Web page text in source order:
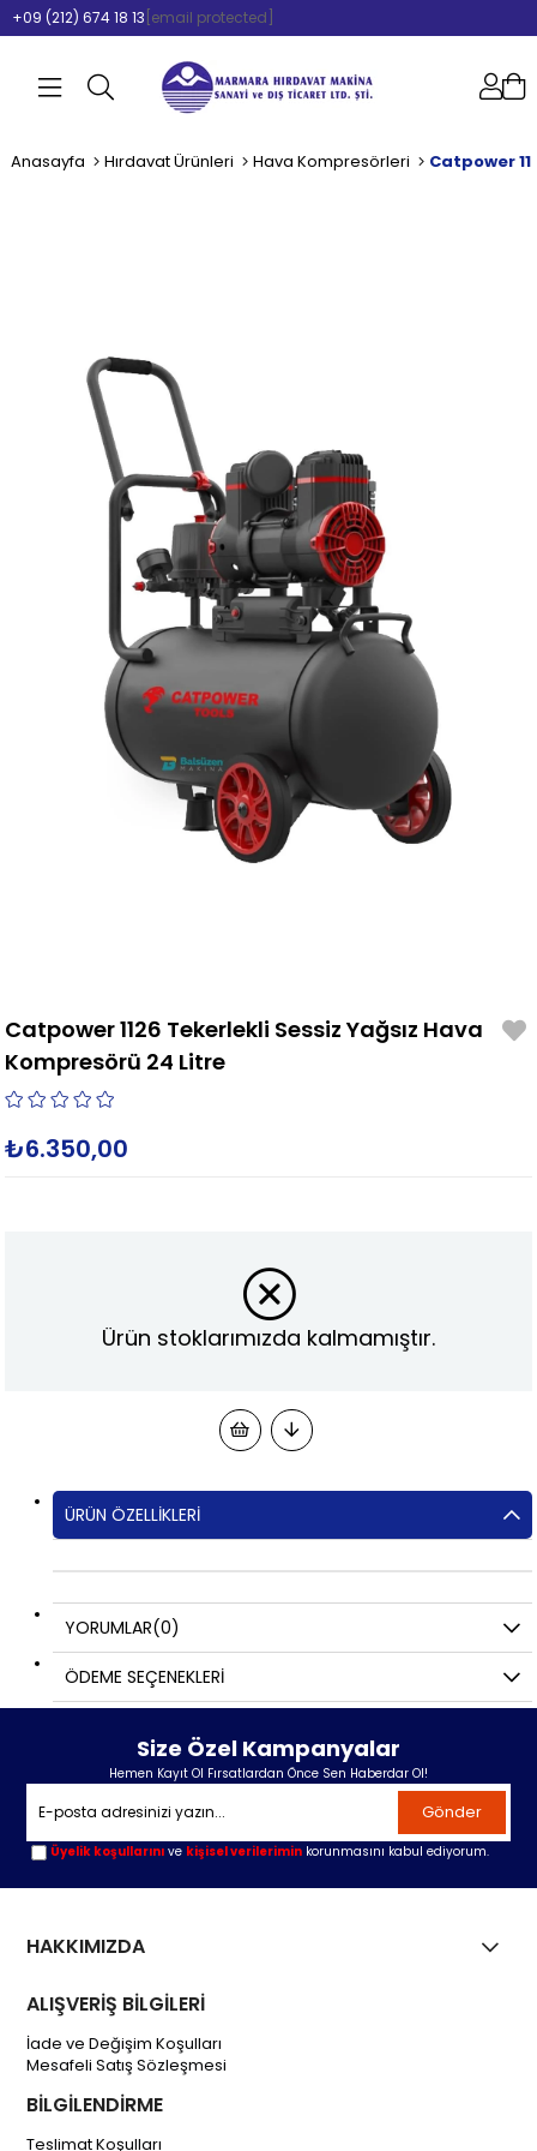
+09 (212) 674 18 13 [email protected]
Anasayfa Hırdavat Ürünleri Hava Kompresörleri
Catpower 1126 Tekerlekli Sessiz Yağsız Hava
Kompresörü 24 Litre
₺6.350,00
Ürün stoklarımızda kalmamıştır.
ÜRÜN ÖZELLIKLERI
YORUMLAR(0)
ÖDEME SEÇENEKLERI
Size Özel Kampanyalar
Hemen Kayıt Ol Fırsatlardan Önce Sen Haberdar Ol!
Gönder
Üyelik koşullarını ve kişisel verilerimin korunmasını kabul ediyorum.
HAKKIMIZDA
ALIŞVERİŞ BİLGİLERİ
İade ve Değişim Koşulları
Mesafeli Satış Sözleşmesi
BİLGİLENDİRME
Teslimat Koşulları